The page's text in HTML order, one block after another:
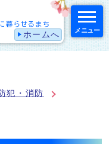
ホームへ メニュー
犯・消防